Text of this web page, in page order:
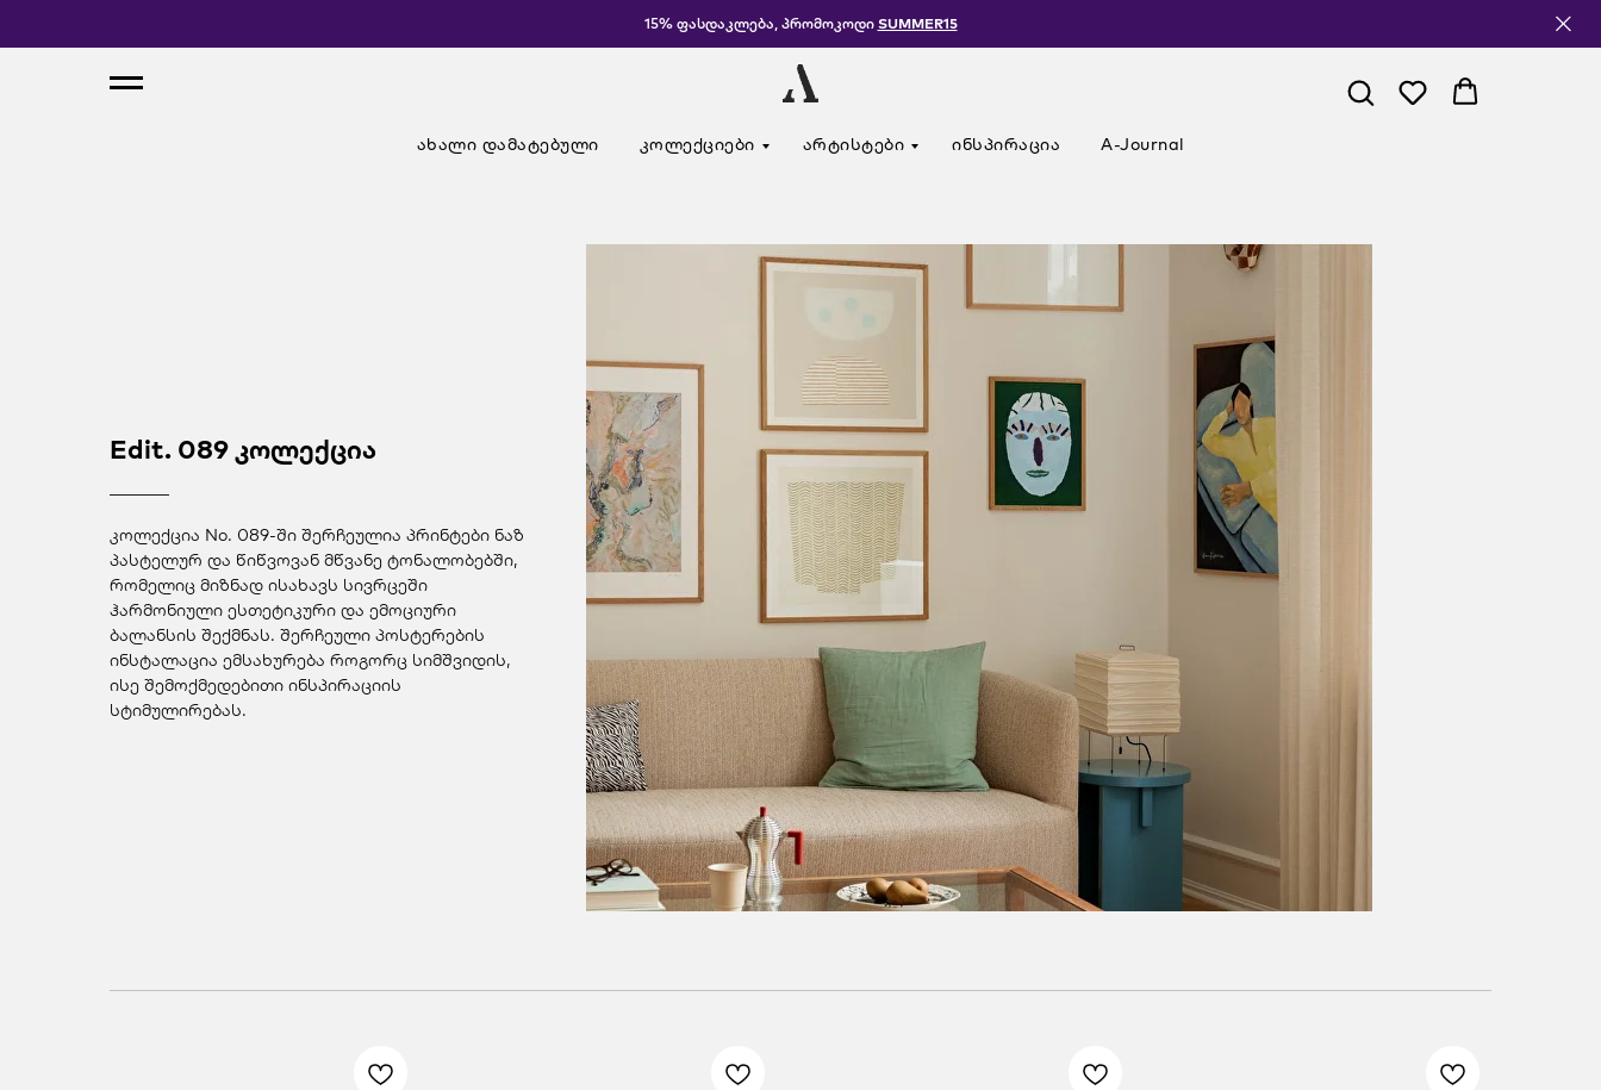
15% ფასდაკლება, პრომოკოდი SUMMER15
ახალი დამატებული კოლექციები არტისტები ინსპირაცია A-Journal
Edit. 089 კოლექცია
კოლექცია No. 089-ში შერჩეულია პრინტები ნაზ
პასტელურ და წიწვოვან მწვანე ტონალობებში,
რომელიც მიზნად ისახავს სივრცეში
ჰარმონიული ესთეტიკური და ემოციური
ბალანსის შექმნას. შერჩეული პოსტერების
ინსტალაცია ემსახურება როგორც სიმშვიდის,
ისე შემოქმედებითი ინსპირაციის
სტიმულირებას.